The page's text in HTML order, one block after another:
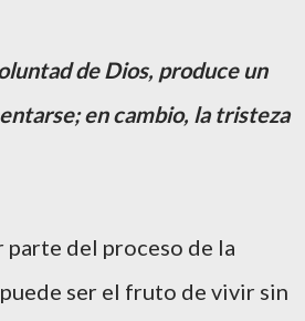
de Dios, produce un
en cambio, la tristeza
parte del proceso de la
ser el fruto de vivir sin